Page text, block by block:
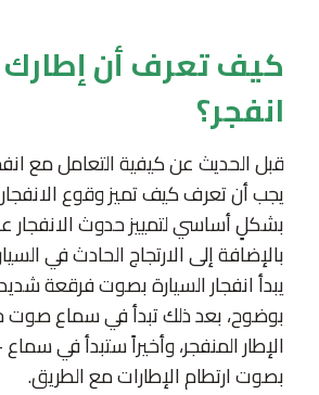
كيف تعرف أن
انفجر؟
قبل الحديث عن كيفية التعامل مع
يجب أن تعرف كيف تميز وقوع
بشكلٍ أساسي لتمييز حدوث الانفجار
بالإضافة إلى الارتجاج الحادث في
يبدأ انفجار السيارة بصوت فرقعة
بوضوح، بعد ذلك تبدأ في سماع صوت
الإطار المنفجر، وأخيراً ستبدأ في
بصوت ارتطام الإطارات مع الطريق.